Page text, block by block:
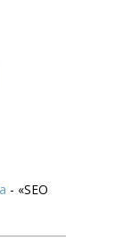
- «SEO